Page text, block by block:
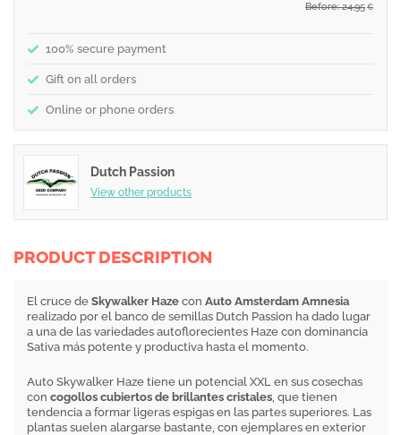
Before: 24,95 €
100% secure payment
Gift on all orders
Online or phone orders
Dutch Passion
View other products
PRODUCT DESCRIPTION
El cruce de Skywalker Haze con Auto Amsterdam Amnesia
realizado por el banco de semillas Dutch Passion ha dado lugar
a una de las variedades autoflorecientes Haze con dominancia
Sativa más potente y productiva hasta el momento.
Auto Skywalker Haze tiene un potencial XXL en sus cosechas
con cogollos cubiertos de brillantes cristales, que tienen
tendencia a formar ligeras espigas en las partes superiores. Las
plantas suelen alargarse bastante, con ejemplares en exterior